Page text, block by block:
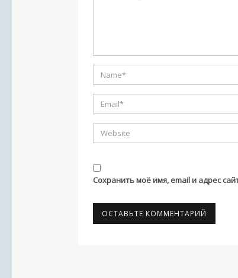
Сохранить моё имя, email и адрес